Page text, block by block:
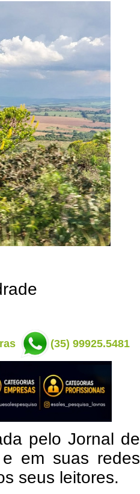
(35) 99925.5481
pelo Jornal de
em suas redes
seus leitores.